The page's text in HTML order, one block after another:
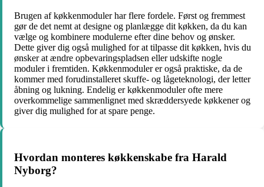
Brugen af køkkenmoduler har flere fordele. Først og fremmest
gør de det nemt at designe og planlægge dit køkken, da du kan
vælge og kombinere modulerne efter dine behov og ønsker.
Dette giver dig også mulighed for at tilpasse dit køkken, hvis du
ønsker at ændre opbevaringspladsen eller udskifte nogle
moduler i fremtiden. Køkkenmoduler er også praktiske, da de
kommer med forudinstalleret skuffe- og lågeteknologi, der letter
åbning og lukning. Endelig er køkkenmoduler ofte mere
overkommelige sammenlignet med skræddersyede køkkener og
giver dig mulighed for at spare penge.
Hvordan monteres køkkenskabe fra Harald
Nyborg?